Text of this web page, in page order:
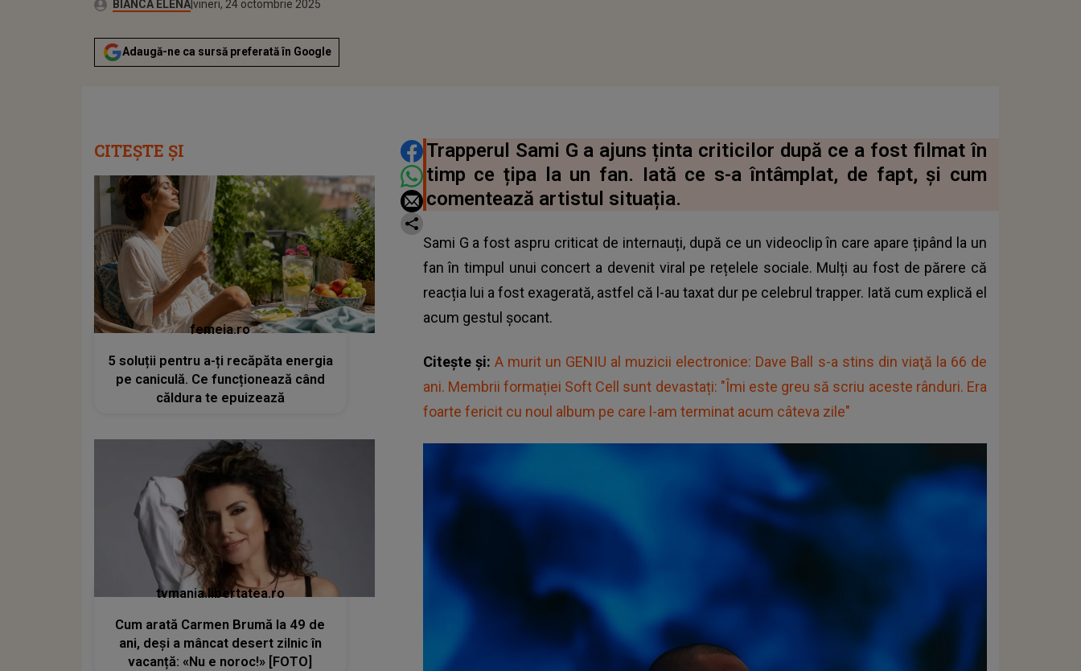
Autor:BIANCA ELENAvineri, 24 octombrie 2025
Actualizat:
vineri, 24 octombrie 2025
Adaugă-ne ca sursă preferată în Google
DISTRIBUIE ARTICOLUL
Trapperul Sami G a ajuns ținta criticilor după ce a fost filmat în
timp ce țipa la un fan. Iată ce s-a întâmplat, de fapt, și cum
comentează artistul situația.
Sami G a fost aspru criticat de internauți, după ce un videoclip în care apare țipând la un
fan în timpul unui concert a devenit viral pe rețelele sociale. Mulți au fost de părere că
reacția lui a fost exagerată, astfel că l-au taxat dur pe celebrul trapper. Iată cum explică el
acum gestul șocant.
Citește și: A murit un GENIU al muzicii electronice: Dave Ball s-a stins din viaţă la 66 de
ani. Membrii formației Soft Cell sunt devastați: "Îmi este greu să scriu aceste rânduri. Era
foarte fericit cu noul album pe care l-am terminat acum câteva zile"
CITEȘTE ȘI
femeia.ro
5 soluții pentru a-ți recăpăta energia
pe caniculă. Ce funcționează când
căldura te epuizează
tvmania.libertatea.ro
Cum arată Carmen Brumă la 49 de
ani, deși a mâncat desert zilnic în
vacanță: «Nu e noroc!» [FOTO]